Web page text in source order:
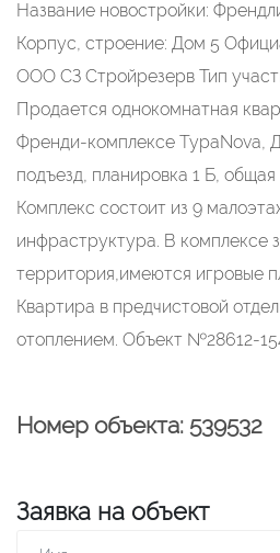
Название новостройки:
Корпус, строение: Дом 5
ООО СЗ Стройрезерв Тип
Продается однокомнатная
Френди-комплексе ТураNova,
подъезд, планировка 1 Б,
Комплекс состоит из 9
инфраструктура. В комплексе
территория,имеются игровые
Квартира в предчистовой
отоплением. Объект №28612-
Номер объекта: 539532
Заявка на объект